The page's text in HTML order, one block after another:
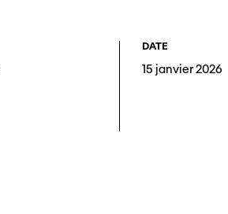
DATE
15 janvier 2026